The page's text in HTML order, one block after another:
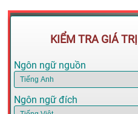
KIỂM TRA GIÁ
Ngôn ngữ nguồn
Ngôn ngữ đích